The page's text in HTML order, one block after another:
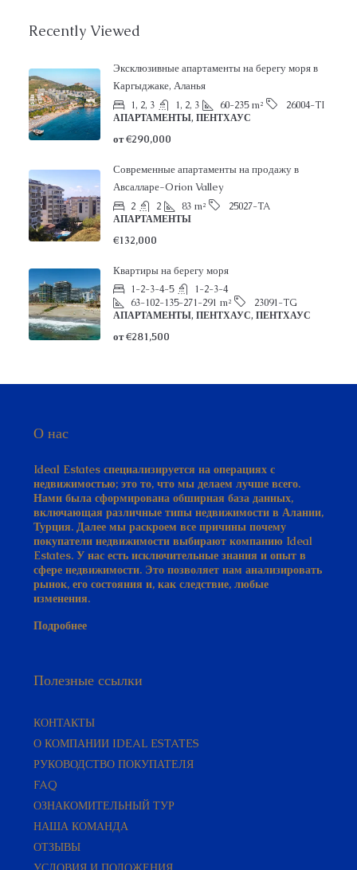
Каргыджаке, Аланья
1, 2, 3 1, 2, 3
АПАРТАМЕНТЫ, ПЕНТХАУС
от€290,000
Современные апартаменты на продажу в
Авсалларе-Orion Valley
2 2 83 m²
АПАРТАМЕНТЫ
€132,000
Квартиры на берегу моря
1-2-3-4-5
1-2-3-4
63-102-135-271-291
АПАРТАМЕНТЫ, ПЕНТХАУС, ПЕНТХАУС
от€281,500
недвижимостью; это то, что мы делаем лучше всего.
Нами была сформирована обширная база данных,
включающая различные типы недвижимости в Алании,
Турция. Далее мы раскроем все причины почему
покупатели недвижимости выбирают компанию Ideal
Estates. У нас есть исключительные знания и опыт в
сфере недвижимости. Это позволяет нам анализировать
рынок, его состояния и, как следствие, любые
изменения.
Подробнее
О КОМПАНИИ IDEAL ESTATES
РУКОВОДСТВО ПОКУПАТЕЛЯ​
FAQ
ОЗНАКОМИТЕЛЬНЫЙ ТУР
НАША КОМАНДА
ОТЗЫВЫ
УСЛОВИЯ И ПОЛОЖЕНИЯ